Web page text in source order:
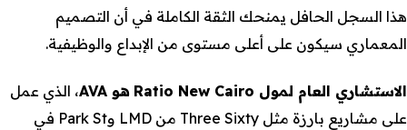
هذا السجل الحافل يمنحك الثقة الكاملة في أن التصميم
المعماري سيكون على أعلى مستوى من الإبداع والوظيفية.
الاستشاري العام لمول Ratio New Cairo هو AVA
، الذي عمل
على مشاريع بارزة مثل Three Sixty من LMD وPark St في